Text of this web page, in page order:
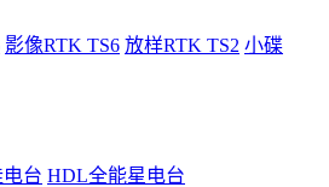
影像RTK TS6 放样RTK TS2 小碟
台 HDL全能星电台